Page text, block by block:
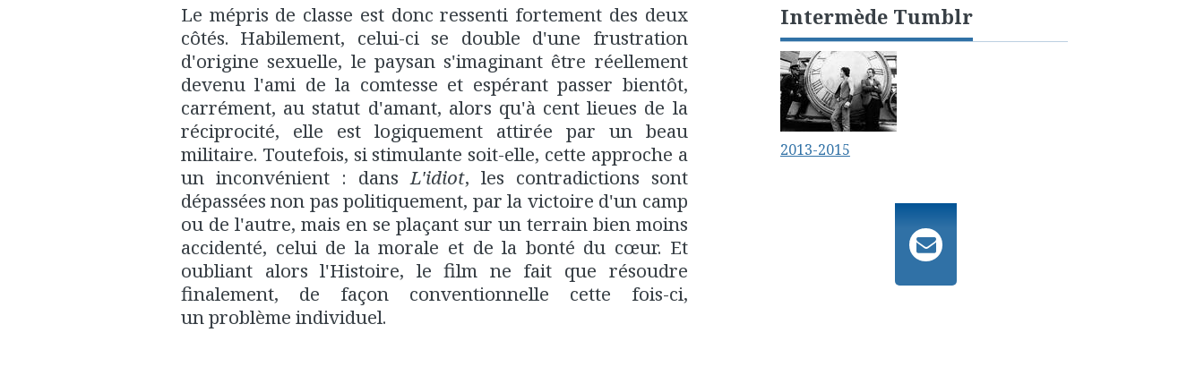
Le mépris de classe est donc ressenti fortement des deux
côtés. Habilement, celui-ci se double d'une frustration
d'origine sexuelle, le paysan s'imaginant être réellement
devenu l'ami de la comtesse et espérant passer bientôt,
carrément, au statut d'amant, alors qu'à cent lieues de la
réciprocité, elle est logiquement attirée par un beau
militaire. Toutefois, si stimulante soit-elle, cette approche a
un inconvénient : dansL'idiot, les contradictions sont
dépassées non pas politiquement, par la victoire d'un camp
ou de l'autre, mais en se plaçant sur un terrain bien moins
accidenté, celui de la morale et de la bonté du cœur. Et
oubliant alors l'Histoire, le film ne fait que résoudre
finalement, de façon conventionnelle cette fois-ci,
un problème individuel.
Intermède Tumblr
2013-2015